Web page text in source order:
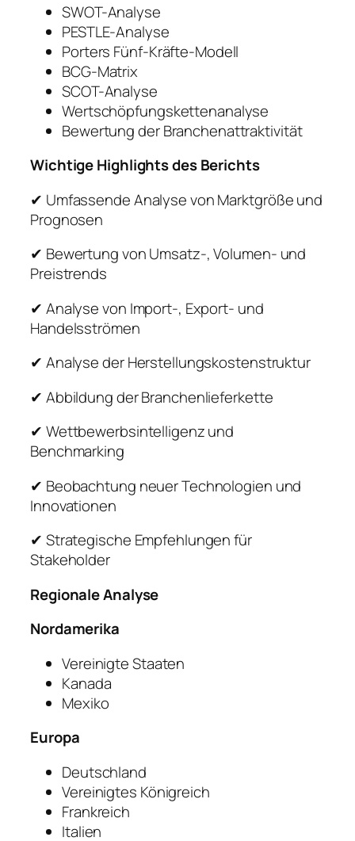
SWOT-Analyse
PESTLE-Analyse
Porters Fünf-Kräfte-Modell
BCG-Matrix
SCOT-Analyse
Wertschöpfungskettenanalyse
Bewertung der Branchenattraktivität
Wichtige Highlights des Berichts
✔ Umfassende Analyse von Marktgröße und
Prognosen
✔ Bewertung von Umsatz-, Volumen- und
Preistrends
✔ Analyse von Import-, Export- und
Handelsströmen
✔ Analyse der Herstellungskostenstruktur
✔ Abbildung der Branchenlieferkette
✔ Wettbewerbsintelligenz und
Benchmarking
✔ Beobachtung neuer Technologien und
Innovationen
✔ Strategische Empfehlungen für
Stakeholder
Regionale Analyse
Nordamerika
Vereinigte Staaten
Kanada
Mexiko
Europa
Deutschland
Vereinigtes Königreich
Frankreich
Italien